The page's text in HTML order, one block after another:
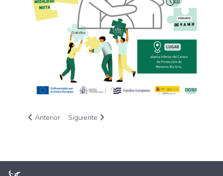
Artículo anterior: COCEDER comenzó de forma presencial
Anterior Artículo siguiente: La Plataforma del Tercer
Siguiente